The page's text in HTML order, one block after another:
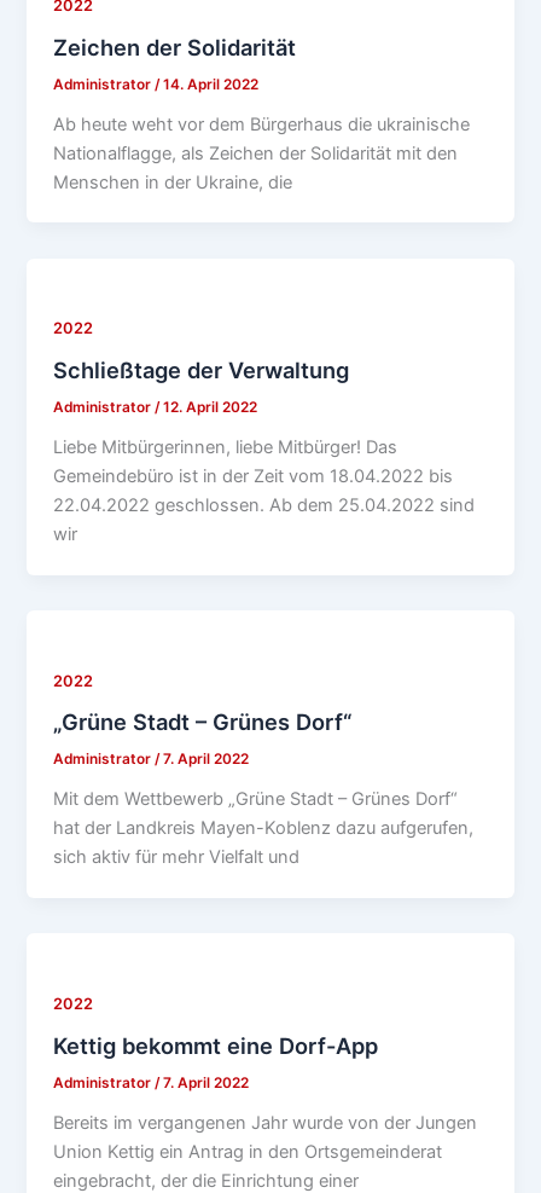
2022
Zeichen der Solidarität
Administrator /14. April 2022
Ab heute weht vor dem Bürgerhaus die ukrainische
Nationalflagge, als Zeichen der Solidarität mit den
Menschen in der Ukraine, die
2022
Schließtage der Verwaltung
Administrator/12. April 2022
Liebe Mitbürgerinnen, liebe Mitbürger! Das
Gemeindebüro ist in der Zeit vom 18.04.2022 bis
22.04.2022 geschlossen. Ab dem 25.04.2022 sind
wir
2022
„Grüne Stadt – Grünes Dorf“
Administrator/7. April 2022
Mit dem Wettbewerb „Grüne Stadt – Grünes Dorf“
hat der Landkreis Mayen-Koblenz dazu aufgerufen,
sich aktiv für mehr Vielfalt und
2022
Kettig bekommt eine Dorf-App
Administrator /7. April 2022
Bereits im vergangenen Jahr wurde von der Jungen
Union Kettig ein Antrag in den Ortsgemeinderat
eingebracht, der die Einrichtung einer